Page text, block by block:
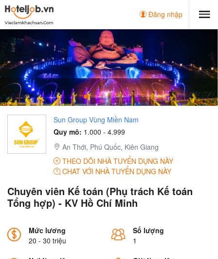
Đăng nhập
Sun Group Vùng Miền Nam
Quy mô: 1.000 - 4.999
An Thới, Phú Quốc, Kiên Giang
THEO DÕI NHÀ TUYỂN DỤNG NÀY
CHAT VỚI NHÀ TUYỂN DỤNG NÀY
Chuyên viên Kế toán (Phụ trách Kế toán
Tổng hợp) - KV Hồ Chí Minh
Mức lương
20 - 30 triệu
Số lượng
1